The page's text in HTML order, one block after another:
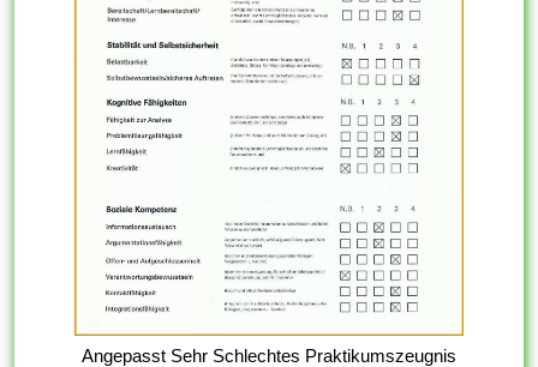
Angepasst Sehr Schlechtes Praktikumszeugnis